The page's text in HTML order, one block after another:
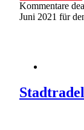
Kommentare
Juni 2021 für